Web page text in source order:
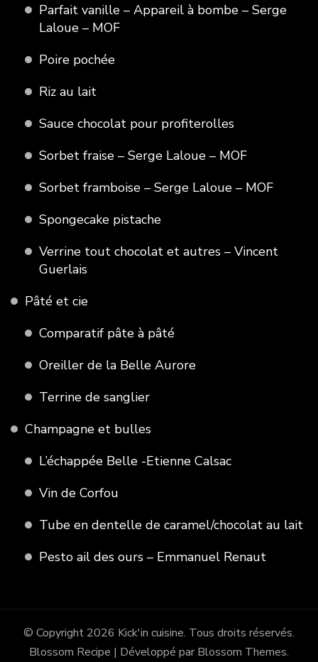
Parfait vanille – Appareil à bombe – Serge
Laloue – MOF
Poire pochée
Riz au lait
Sauce chocolat pour profiterolles
Sorbet fraise – Serge Laloue – MOF
Sorbet framboise – Serge Laloue – MOF
Spongecake pistache
Verrine tout chocolat et autres – Vincent
Guerlais
Pâté et cie
Comparatif pâte à pâté
Oreiller de la Belle Aurore
Terrine de sanglier
Champagne et bulles
L’échappée Belle -Etienne Calsac
Vin de Corfou
Tube en dentelle de caramel/chocolat au lait
Pesto ail des ours – Emmanuel Renaut
© Copyright 2026 Kick'in cuisine. Tous droits réservés.
Blossom Recipe | Développé par Blossom Themes.